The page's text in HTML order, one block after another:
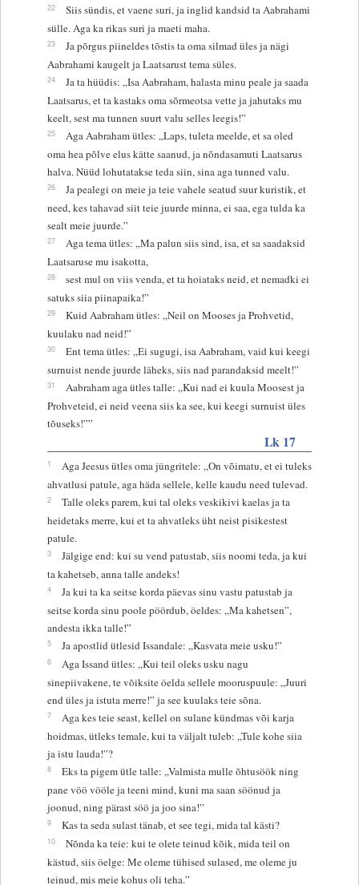
22
Siis sündis, et vaene suri, ja inglid kandsid ta Aabrahami
sülle. Aga ka rikas suri ja maeti maha.
23
Ja põrgus piineldes tõstis ta oma silmad üles ja nägi
Aabrahami kaugelt ja Laatsarust tema süles.
24
Ja ta hüüdis: „Isa Aabraham, halasta minu peale ja saada
Laatsarus, et ta kastaks oma sõrmeotsa vette ja jahutaks mu
keelt, sest ma tunnen suurt valu selles leegis!”
25
Aga Aabraham ütles: „Laps, tuleta meelde, et sa oled
oma hea põlve elus kätte saanud, ja nõndasamuti Laatsarus
halva. Nüüd lohutatakse teda siin, sina aga tunned valu.
26
Ja pealegi on meie ja teie vahele seatud suur kuristik, et
need, kes tahavad siit teie juurde minna, ei saa, ega tulda ka
sealt meie juurde.”
27
Aga tema ütles: „Ma palun siis sind, isa, et sa saadaksid
Laatsaruse mu isakotta,
28
sest mul on viis venda, et ta hoiataks neid, et nemadki ei
satuks siia piinapaika!”
29
Kuid Aabraham ütles: „Neil on Mooses ja Prohvetid,
kuulaku nad neid!”
30
Ent tema ütles: „Ei sugugi, isa Aabraham, vaid kui keegi
surnuist nende juurde läheks, siis nad parandaksid meelt!”
31
Aabraham aga ütles talle: „Kui nad ei kuula Moosest ja
Prohveteid, ei neid veena siis ka see, kui keegi surnuist üles
tõuseks!””
Lk 17
1
Aga Jeesus ütles oma jüngritele: „On võimatu, et ei tuleks
ahvatlusi patule, aga häda sellele, kelle kaudu need tulevad.
2
Talle oleks parem, kui tal oleks veskikivi kaelas ja ta
heidetaks merre, kui et ta ahvatleks üht neist pisikestest
patule.
3
Jälgige end: kui su vend patustab, siis noomi teda, ja kui
ta kahetseb, anna talle andeks!
4
Ja kui ta ka seitse korda päevas sinu vastu patustab ja
seitse korda sinu poole pöördub, öeldes: „Ma kahetsen”,
andesta ikka talle!”
5 Ja apostlid ütlesid Issandale: „Kasvata meie usku!”
6
Aga Issand ütles: „Kui teil oleks usku nagu
sinepiivakene, te võiksite öelda sellele mooruspuule: „Juuri
end üles ja istuta merre!” ja see kuulaks teie sõna.
7
Aga kes teie seast, kellel on sulane kündmas või karja
hoidmas, ütleks temale, kui ta väljalt tuleb: „Tule kohe siia
ja istu lauda!”?
8
Eks ta pigem ütle talle: „Valmista mulle õhtusöök ning
pane vöö vööle ja teeni mind, kuni ma saan söönud ja
joonud, ning pärast söö ja joo sina!”
9 Kas ta seda sulast tänab, et see tegi, mida tal kästi?
10
Nõnda ka teie: kui te olete teinud kõik, mida teil on
kästud, siis öelge: Me oleme tühised sulased, me oleme ju
teinud, mis meie kohus oli teha.”